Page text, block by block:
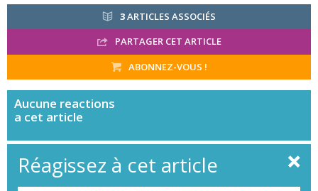
3ARTICLES ASSOCIÉS
PARTAGER CET ARTICLE
ABONNEZ-VOUS !
Aucune reactions
a cet article
Réagissez à cet article